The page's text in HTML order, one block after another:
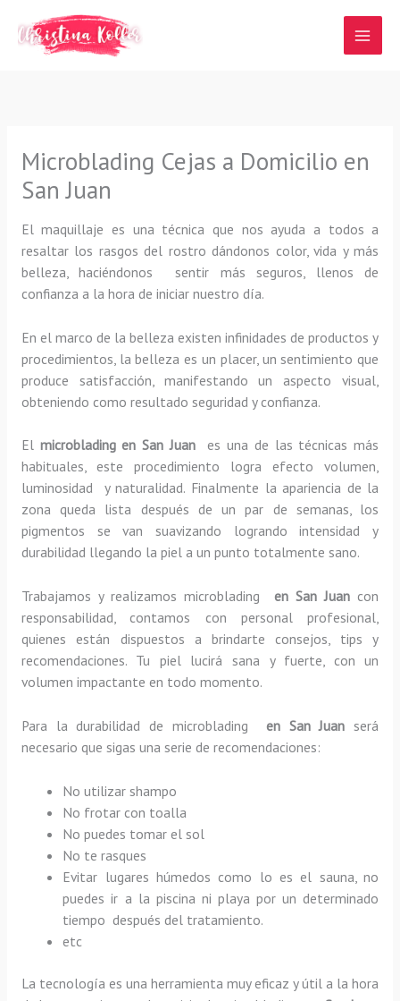
contenido
Microblading Cejas a Domicilio en
San Juan
El maquillaje es una técnica que nos ayuda a todos a
resaltar los rasgos del rostro dándonos color, vida y más
belleza, haciéndonos sentir más seguros, llenos de
confianza a la hora de iniciar nuestro día.
En el marco de la belleza existen infinidades de productos y
procedimientos, la belleza es un placer, un sentimiento que
produce satisfacción, manifestando un aspecto visual,
obteniendo como resultado seguridad y confianza.
El microblading en San Juan es una de las técnicas más
habituales, este procedimiento logra efecto volumen,
luminosidad y naturalidad. Finalmente la apariencia de la
zona queda lista después de un par de semanas, los
pigmentos se van suavizando logrando intensidad y
durabilidad llegando la piel a un punto totalmente sano.
Trabajamos y realizamos microblading en San Juan con
responsabilidad, contamos con personal profesional,
quienes están dispuestos a brindarte consejos, tips y
recomendaciones. Tu piel lucirá sana y fuerte, con un
volumen impactante en todo momento.
Para la durabilidad de microblading en San Juan será
necesario que sigas una serie de recomendaciones:
No utilizar shampo
No frotar con toalla
No puedes tomar el sol
No te rasques
Evitar lugares húmedos como lo es el sauna, no
puedes ir a la piscina ni playa por un determinado
tiempo después del tratamiento.
etc
La tecnología es una herramienta muy eficaz y útil a la hora